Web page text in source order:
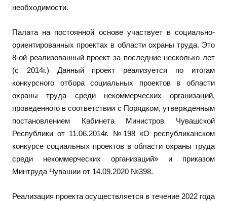
необходимости.
Палата на постоянной основе участвует в социально-
ориентированных проектах в области охраны труда. Это
8-ой реализованный проект за последние несколько лет
(с 2014г.) Данный проект реализуется по итогам
конкурсного отбора социальных проектов в области
охраны труда среди некоммерческих организаций,
проведенного в соответствии с Порядком, утвержденным
постановлением Кабинета Министров Чувашской
Республики от 11.06.2014г. №198 «О республиканском
конкурсе социальных проектов в области охраны труда
среди некоммерческих организаций» и приказом
Минтруда Чувашии от 14.09.2020 №398.
Реализация проекта осуществляется в течение 2022 года